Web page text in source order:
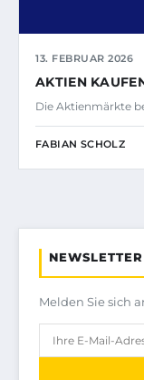
13. FEBRUAR 2026
AKTIEN
Die Aktienmärkte
FABIAN SCHOLZ
NEWSLETTER
Melden Sie sich